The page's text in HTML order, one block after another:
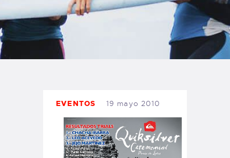
TIENDA FAMILY SURFERS
WEBCAM SALINAS
PEDIDOS
EVENTOS 19 mayo 2010